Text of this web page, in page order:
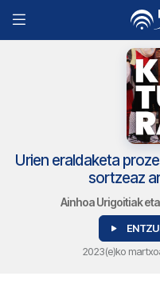
Urien eraldaketa
sortzeaz
Ainhoa Urigoitiak
2023(e)ko